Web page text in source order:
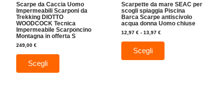
Scarpe da Caccia Uomo
Impermeabili Scarponi da
Trekking DIOTTO
WOODCOCK Tecnica
Impermeabile Scarponcino
Montagna in offerta S
249,00€
Scegli
del
prodotto
Scarpette da mare SEAC per
scogli spiaggia Piscina
Barca Scarpe antiscivolo
acqua donna Uomo chiuse
12,97€ - 13,97€
Scegli
del
prodotto